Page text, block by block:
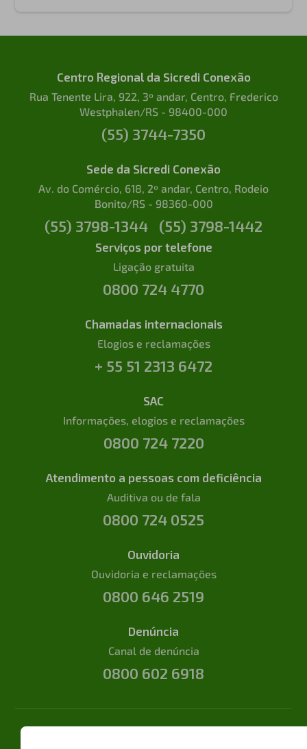
Centro Regional da Sicredi Conexão
Rua Tenente Lira, 922, 3º andar, Centro, Frederico
Westphalen/RS - 98400-000
(55) 3744-7350
Sede da Sicredi Conexão
Av. do Comércio, 618, 2º andar, Centro, Rodeio
Bonito/RS - 98360-000
(55) 3798-1344 (55) 3798-1442
Serviços por telefone
Ligação gratuita
0800 724 4770
Chamadas internacionais
Elogios e reclamações
+ 55 51 2313 6472
SAC
Informações, elogios e reclamações
0800 724 7220
Atendimento a pessoas com deficiência
Auditiva ou de fala
0800 724 0525
Ouvidoria
Ouvidoria e reclamações
0800 646 2519
Denúncia
Canal de denúncia
0800 602 6918